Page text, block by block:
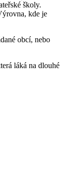
školy.
kde je
obcí, nebo
láká na dlouhé